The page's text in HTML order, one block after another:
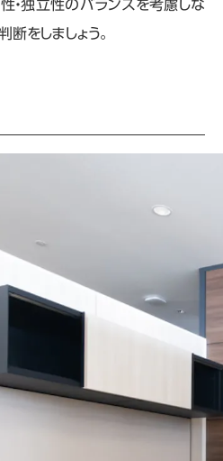
・独立性のバランスを考慮しな
をしましょう。